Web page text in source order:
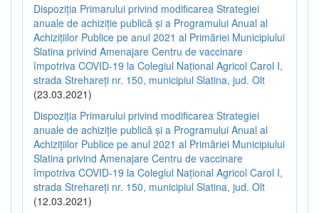
Dispoziția Primarului privind modificarea Strategiei
anuale de achiziție publică și a Programului Anual al
Achizițiilor Publice pe anul 2021 al Primăriei Municipiului
Slatina privind Amenajare Centru de vaccinare
împotriva COVID-19 la Colegiul Național Agricol Carol I,
strada Strehareți nr. 150, municipiul Slatina, jud. Olt
(23.03.2021)
Dispoziția Primarului privind modificarea Strategiei
anuale de achiziție publică și a Programului Anual al
Achizițiilor Publice pe anul 2021 al Primăriei Municipiului
Slatina privind Amenajare Centru de vaccinare
împotriva COVID-19 la Colegiul Național Agricol Carol I,
strada Strehareți nr. 150, municipiul Slatina, jud. Olt
(12.03.2021)